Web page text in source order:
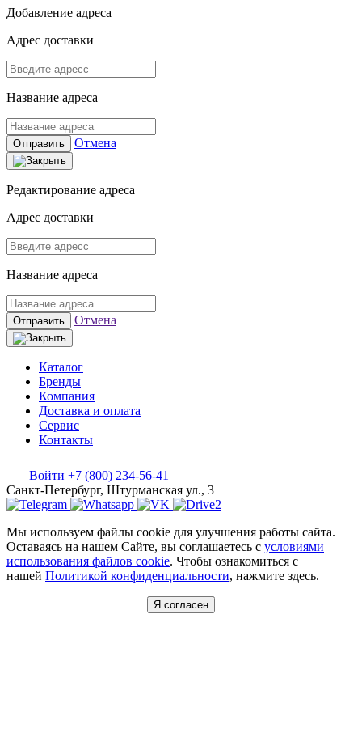
Добавление адреса
Адрес доставки
Название адреса
Отправить Отмена
Редактирование адреса
Адрес доставки
Название адреса
Отправить Отмена
Каталог
Бренды
Компания
Доставка и оплата
Сервис
Контакты
Войти +7 (800) 234-56-41
Санкт-Петербург, Штурманская ул., 3
Мы используем файлы cookie для улучшения работы сайта.
Оставаясь на нашем Сайте, вы соглашаетесь с условиями
использования файлов cookie. Чтобы ознакомиться с
нашей Политикой конфиденциальности, нажмите здесь.
Я согласен